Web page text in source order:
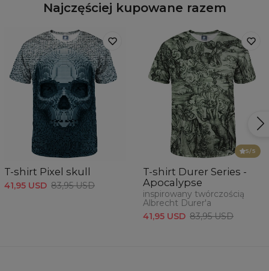
Najczęściej kupowane razem
T-shirt Pixel skull
41,95 USD 83,95 USD
5/5
T-shirt Durer Series -
Apocalypse
inspirowany twórczością
Albrecht Durer'a
41,95 USD 83,95 USD